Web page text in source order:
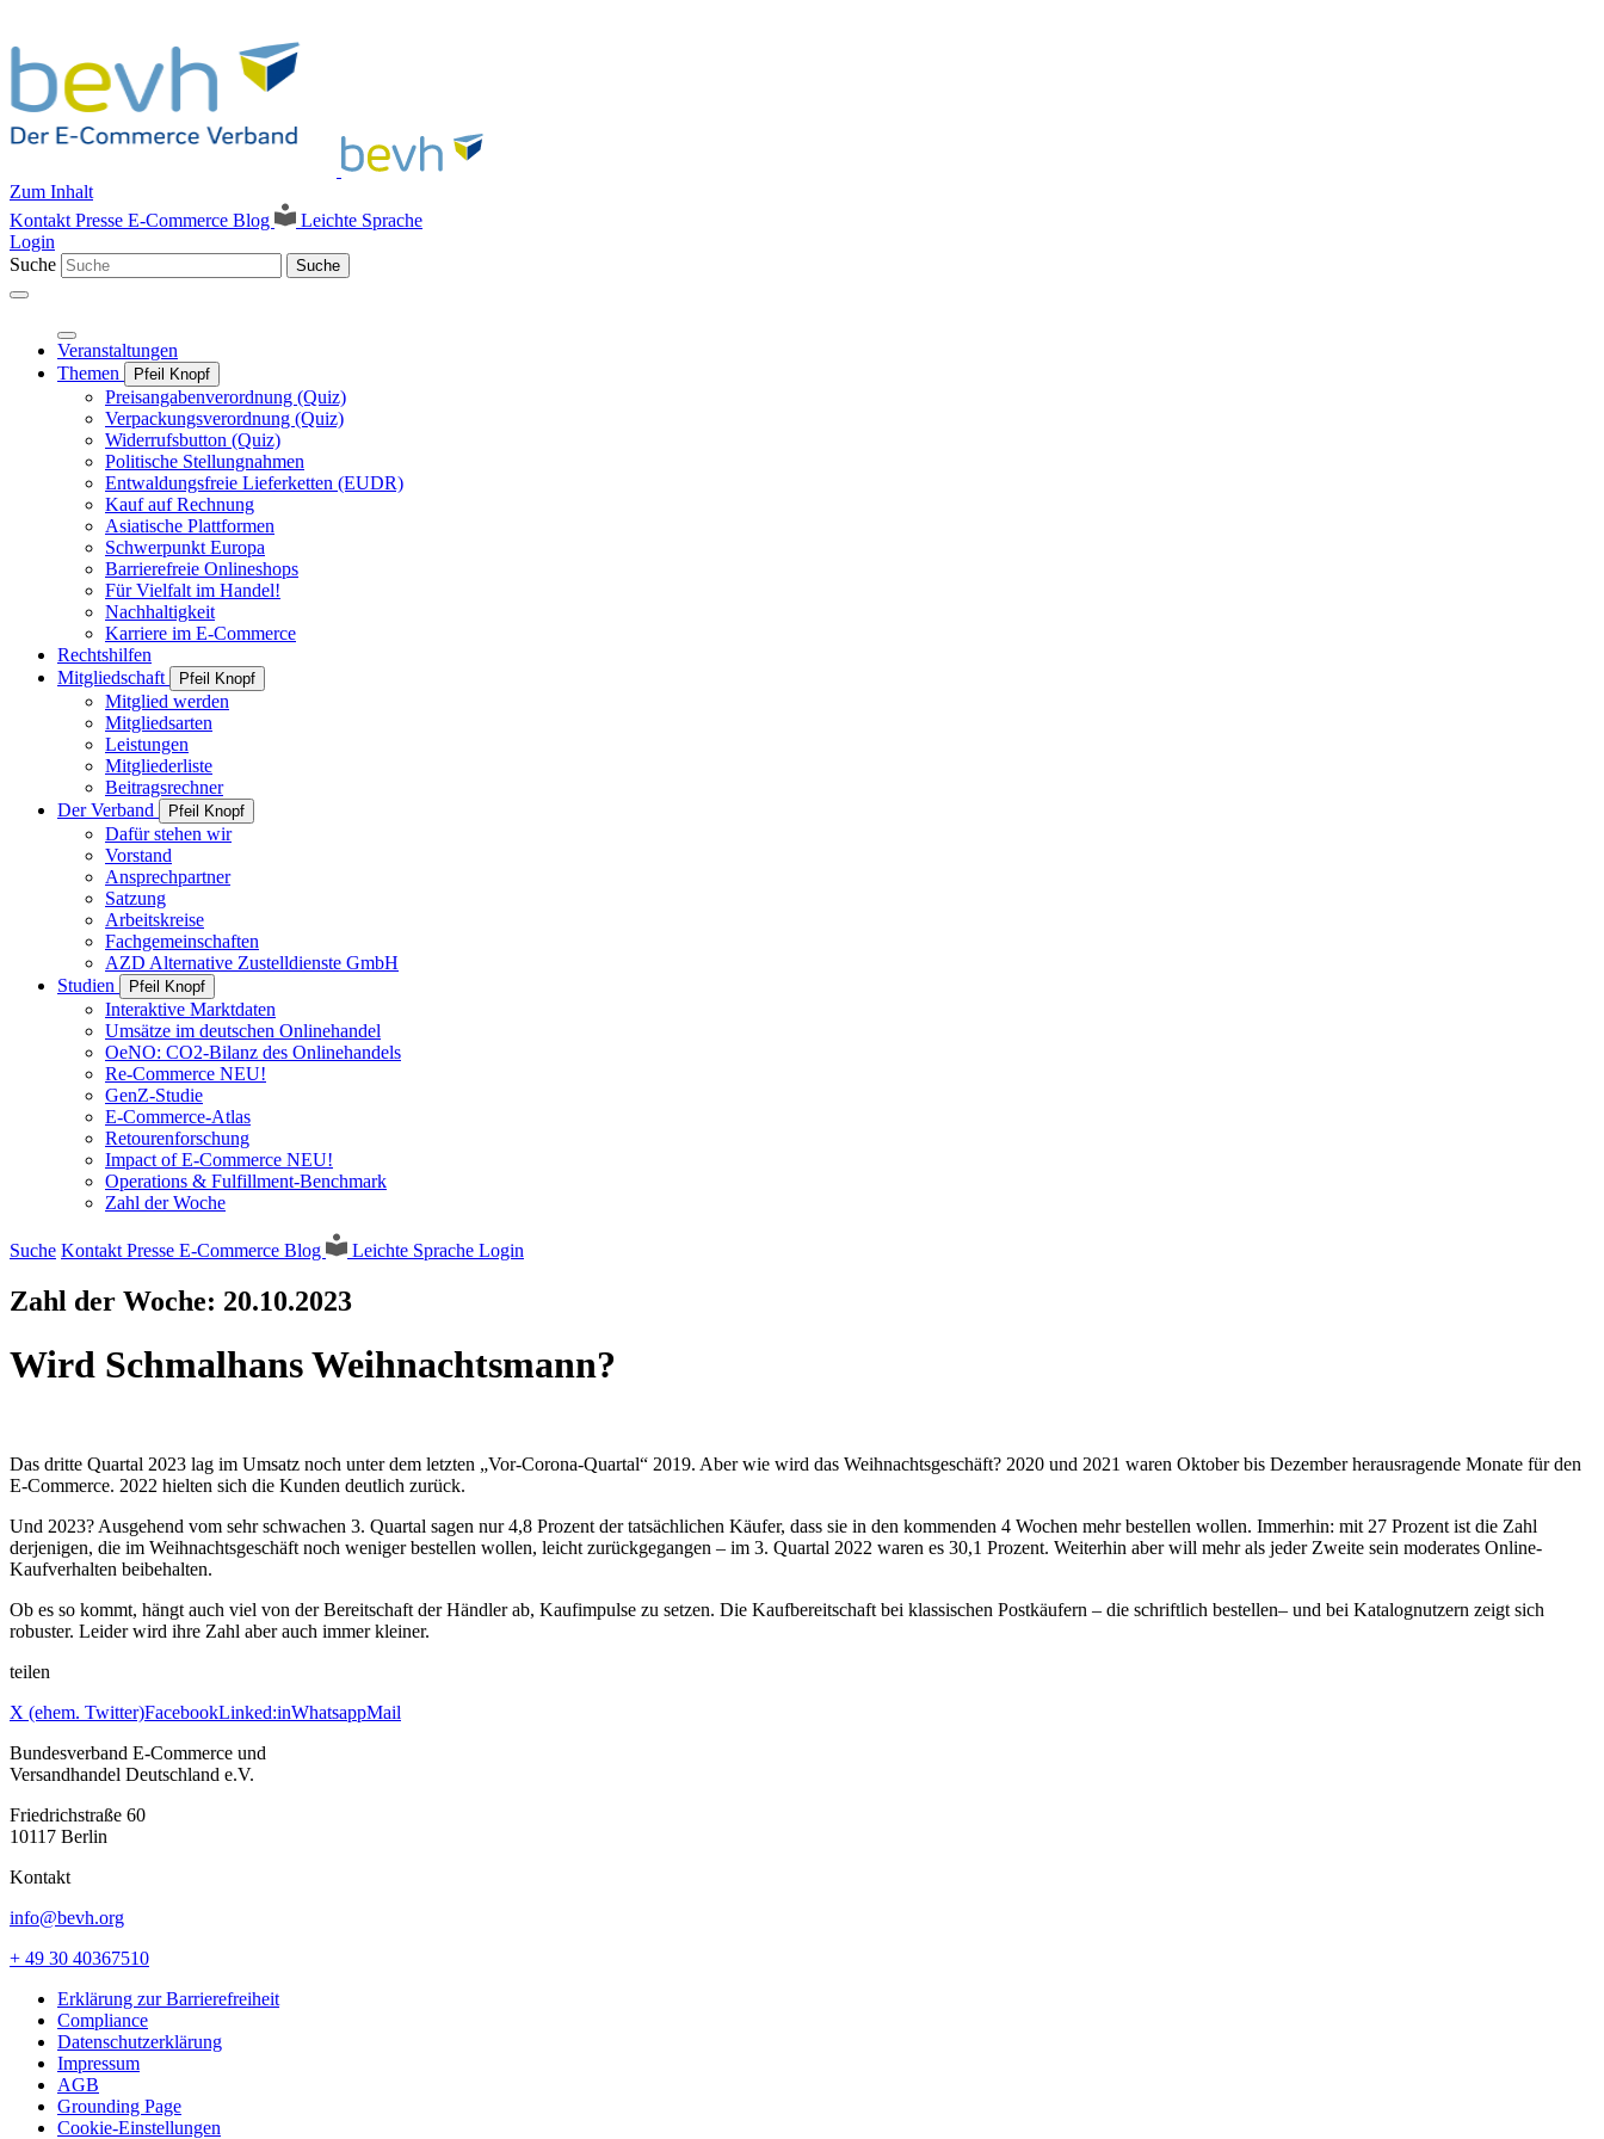
Zum Inhalt
Kontakt Presse E-Commerce Blog
Leichte Sprache
Login
Suche
Suche
Veranstaltungen
Themen
Pfeil Knopf
Preisangabenverordnung (Quiz)
Verpackungsverordnung (Quiz)
Widerrufsbutton (Quiz)
Politische Stellungnahmen
Entwaldungsfreie Lieferketten (EUDR)
Kauf auf Rechnung
Asiatische Plattformen
Schwerpunkt Europa
Barrierefreie Onlineshops
Für Vielfalt im Handel!
Nachhaltigkeit
Karriere im E-Commerce
Rechtshilfen
Mitgliedschaft
Pfeil Knopf
Mitglied werden
Mitgliedsarten
Leistungen
Mitgliederliste
Beitragsrechner
Der Verband
Pfeil Knopf
Dafür stehen wir
Vorstand
Ansprechpartner
Satzung
Arbeitskreise
Fachgemeinschaften
AZD Alternative Zustelldienste GmbH
Studien
Pfeil Knopf
Interaktive Marktdaten
Umsätze im deutschen Onlinehandel
OeNO: CO2-Bilanz des Onlinehandels
Re-Commerce NEU!
GenZ-Studie
E-Commerce-Atlas
Retourenforschung
Impact of E-Commerce NEU!
Operations & Fulfillment-Benchmark
Zahl der Woche
Suche Kontakt Presse E-Commerce Blog Leichte Sprache Login
Zahl der Woche: 20.10.2023
Wird Schmalhans Weihnachtsmann?
Das dritte Quartal 2023 lag im Umsatz noch unter dem letzten „Vor-Corona-Quartal“ 2019. Aber wie wird das Weihnachtsgeschäft? 2020 und 2021 waren Oktober bis Dezember herausragende Monate für den
E-Commerce. 2022 hielten sich die Kunden deutlich zurück.
Und 2023? Ausgehend vom sehr schwachen 3. Quartal sagen nur 4,8 Prozent der tatsächlichen Käufer, dass sie in den kommenden 4 Wochen mehr bestellen wollen. Immerhin: mit 27 Prozent ist die Zahl
derjenigen, die im Weihnachtsgeschäft noch weniger bestellen wollen, leicht zurückgegangen – im 3. Quartal 2022 waren es 30,1 Prozent. Weiterhin aber will mehr als jeder Zweite sein moderates Online-
Kaufverhalten beibehalten.
Ob es so kommt, hängt auch viel von der Bereitschaft der Händler ab, Kaufimpulse zu setzen. Die Kaufbereitschaft bei klassischen Postkäufern – die schriftlich bestellen– und bei Katalognutzern zeigt sich
robuster. Leider wird ihre Zahl aber auch immer kleiner.
teilen
X (ehem. Twitter)FacebookLinked:inWhatsappMail
Bundesverband E-Commerce und
Versandhandel Deutschland e.V.
Friedrichstraße 60
10117 Berlin
Kontakt
info@bevh.org
+ 49 30 40367510
Erklärung zur Barrierefreiheit
Compliance
Datenschutzerklärung
Impressum
AGB
Grounding Page
Cookie-Einstellungen